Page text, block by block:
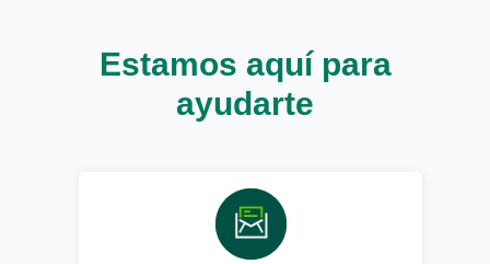
Estamos aquí para
ayudarte